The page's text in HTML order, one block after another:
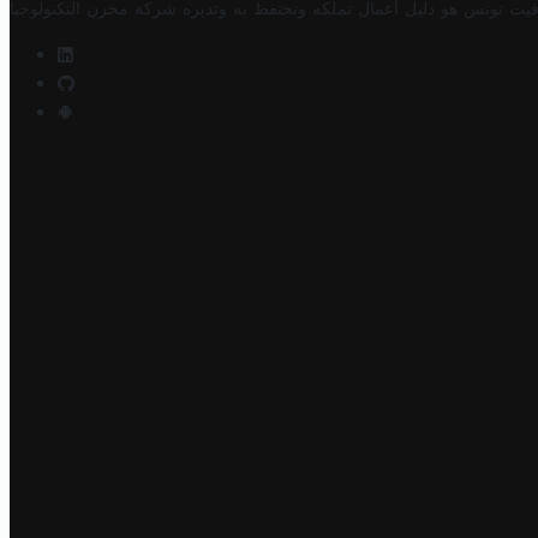
تونس هو دليل أعمال تملكه وتحتفظ به وتديره شركة مخزن التكنولوجيا